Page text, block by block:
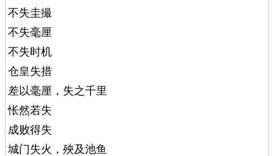
不失圭撮
不失毫厘
不失时机
仓皇失措
差以毫厘，失之千里
怅然若失
成败得失
城门失火，殃及池鱼